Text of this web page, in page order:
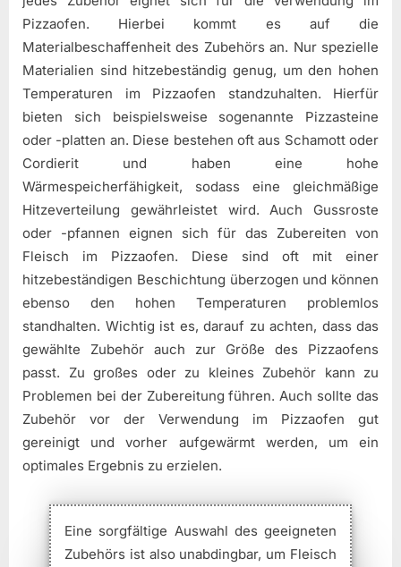
Pizzaofen. Hierbei kommt es auf die
Materialbeschaffenheit des Zubehörs an. Nur spezielle
Materialien sind hitzebeständig genug, um den hohen
Temperaturen im Pizzaofen standzuhalten. Hierfür
bieten sich beispielsweise sogenannte Pizzasteine
oder -platten an. Diese bestehen oft aus Schamott oder
Cordierit und haben eine hohe
Wärmespeicherfähigkeit, sodass eine gleichmäßige
Hitzeverteilung gewährleistet wird. Auch Gussroste
oder -pfannen eignen sich für das Zubereiten von
Fleisch im Pizzaofen. Diese sind oft mit einer
hitzebeständigen Beschichtung überzogen und können
ebenso den hohen Temperaturen problemlos
standhalten. Wichtig ist es, darauf zu achten, dass das
gewählte Zubehör auch zur Größe des Pizzaofens
passt. Zu großes oder zu kleines Zubehör kann zu
Problemen bei der Zubereitung führen. Auch sollte das
Zubehör vor der Verwendung im Pizzaofen gut
gereinigt und vorher aufgewärmt werden, um ein
optimales Ergebnis zu erzielen.
Eine sorgfältige Auswahl des geeigneten
Zubehörs ist also unabdingbar, um Fleisch